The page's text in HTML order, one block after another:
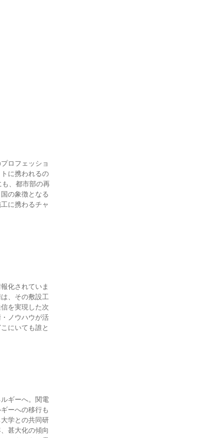
ロフェッショ
に携われるの
、都市部の再
の象徴となる
に携わるチャ
化されていま
、その敷設工
を実現した次
ノウハウが活
にいても誰と
ギーへ。関電
ーへの移行も
学との共同研
甚大化の傾向